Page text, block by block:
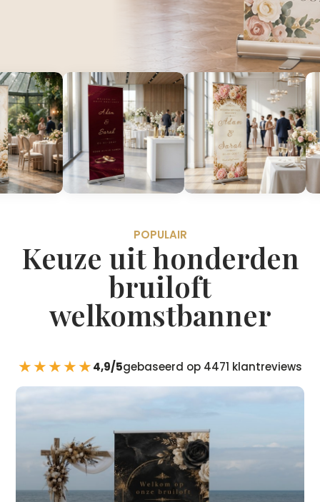
POPULAIR
Keuze uit honderden
bruiloft
welkomstbanner
★★★★★4,9/5gebaseerd op 4471 klantreviews